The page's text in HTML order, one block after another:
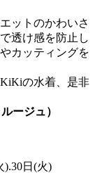
ットのかわいさ
透け感を防止し
カッティングを
の水着、是非
ージュ）
).30日(火)